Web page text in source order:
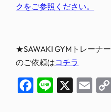
クをご参照ください。
★SAWAKI GYMトレーナ
のご依頼はコチラ
Facebook
Line
X